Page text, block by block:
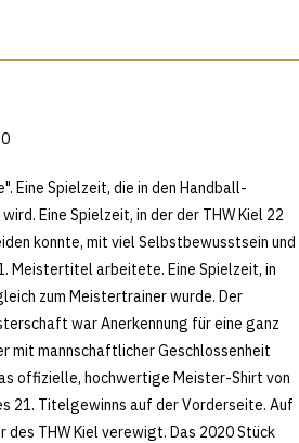
Eine Spielzeit, die in den Handball-
Eine Spielzeit, in der der THW Kiel 22
konnte, mit viel Selbstbewusstsein und
Meistertitel arbeitete. Eine Spielzeit, in
zum Meistertrainer wurde. Der
war Anerkennung für eine ganz
mit mannschaftlicher Geschlossenheit
offizielle, hochwertige Meister-Shirt von
21. Titelgewinns auf der Vorderseite. Auf
THW Kiel verewigt. Das 2020 Stück